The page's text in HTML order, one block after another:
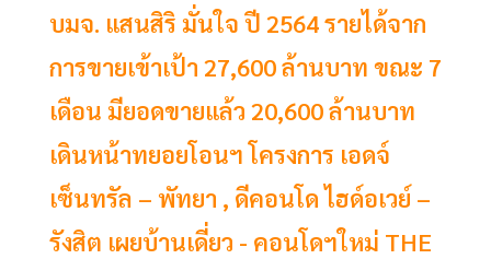
บมจ. แสนสิริ มั่นใจ ปี 2564 รายได้จาก
การขายเข้าเป้า 27,600 ล้านบาท ขณะ 7
เดือน มียอดขายแล้ว 20,600 ล้านบาท
เดินหน้าทยอยโอนฯ โครงการ เอดจ์
เซ็นทรัล – พัทยา , ดีคอนโด ไฮด์อเวย์ –
รังสิต เผยบ้านเดี่ยว - คอนโดฯใหม่ THE